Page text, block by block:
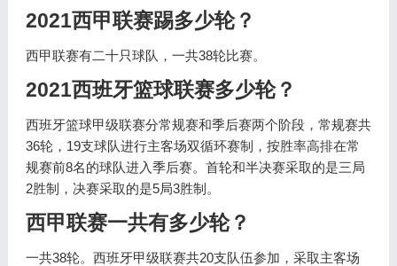
2021西甲联赛踢多少轮？
西甲联赛有二十只球队，一共38轮比赛。
2021西班牙篮球联赛多少轮？
西班牙篮球甲级联赛分常规赛和季后赛两个阶段，常规赛共
36轮，19支球队进行主客场双循环赛制，按胜率高排在常
规赛前8名的球队进入季后赛。首轮和半决赛采取的是三局
2胜制，决赛采取的是5局3胜制。
西甲联赛一共有多少轮？
一共38轮。西班牙甲级联赛共20支队伍参加，采取主客场